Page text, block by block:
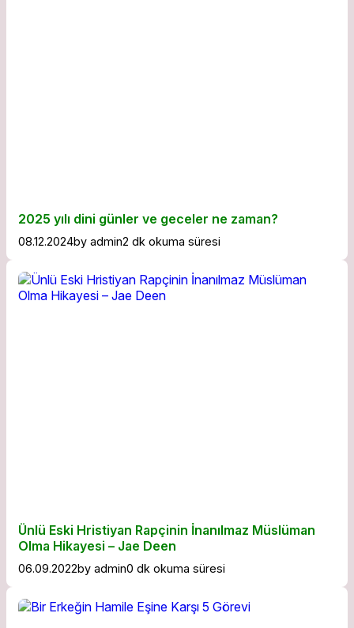
2025 yılı dini günler ve geceler ne zaman?
08.12.2024by admin2 dk okuma süresi
Ünlü Eski Hristiyan Rapçinin İnanılmaz Müslüman
Olma Hikayesi – Jae Deen
06.09.2022by admin0 dk okuma süresi